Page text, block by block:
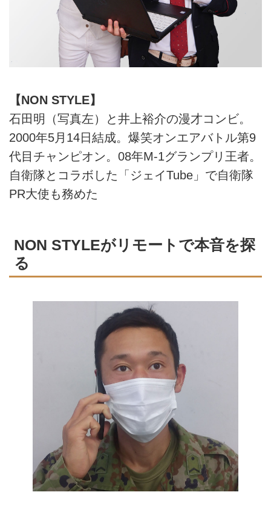
【NON STYLE】
石田明（写真左）と井上裕介の漫才コンビ。
2000年5月14日結成。爆笑オンエアバトル第9
代目チャンピオン。08年M-1グランプリ王者。
自衛隊とコラボした「ジェイTube」で自衛隊
PR大使も務めた
NON STYLEがリモートで本音を探
る